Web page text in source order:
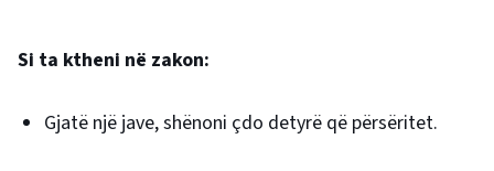
Si ta ktheni në zakon:
Gjatë një jave, shënoni çdo detyrë që përsëritet.